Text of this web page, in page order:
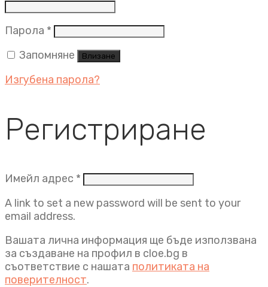
Парола * Задължително
Запомняне
Влизане
Изгубена парола?
Регистриране
Имейл адрес * Задължително
A link to set a new password will be sent to your
email address.
Вашата лична информация ще бъде използвана
за създаване на профил в cloe.bg в
съответствие с нашата политиката на
поверителност.